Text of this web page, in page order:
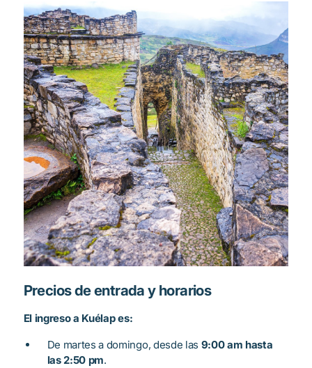
Precios de entrada y horarios
El ingreso a Kuélap es:
De martes a domingo, desde las 9:00 am hasta
las 2:50 pm.